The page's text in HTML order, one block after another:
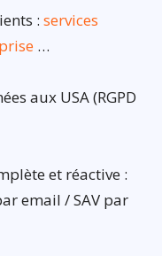
: services
…
aux USA (RGPD
et réactive :
email / SAV par